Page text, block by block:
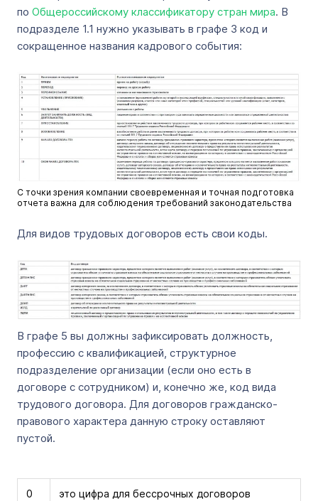
по Общероссийскому классификатору стран мира. В
подразделе 1.1 нужно указывать в графе 3 код и
сокращенное названия кадрового события:
С точки зрения компании своевременная и точная подготовка
отчета важна для соблюдения требований законодательства
Для видов трудовых договоров есть свои коды.
В графе 5 вы должны зафиксировать должность,
профессию с квалификацией, структурное
подразделение организации (если оно есть в
договоре с сотрудником) и, конечно же, код вида
трудового договора. Для договоров гражданско-
правового характера данную строку оставляют
пустой.
0 это цифра для бессрочных договоров